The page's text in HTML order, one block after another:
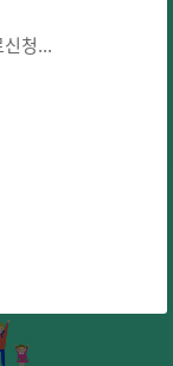
청...